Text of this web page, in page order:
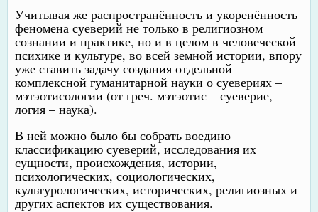
Учитывая же распространённость и укоренённость
феномена суеверий не только в религиозном
сознании и практике, но и в целом в человеческой
психике и культуре, во всей земной истории, впору
уже ставить задачу создания отдельной
комплексной гуманитарной науки о суевериях –
мэтэотисологии (от греч. мэтэотис – суеверие,
логия – наука).
В ней можно было бы собрать воедино
классификацию суеверий, исследования их
сущности, происхождения, истории,
психологических, социологических,
культурологических, исторических, религиозных и
других аспектов их существования.